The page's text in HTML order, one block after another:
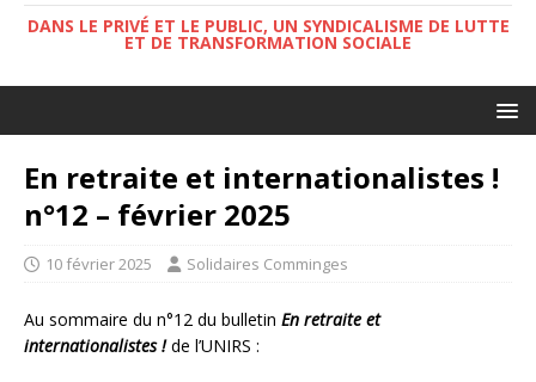
DANS LE PRIVÉ ET LE PUBLIC, UN SYNDICALISME DE LUTTE
ET DE TRANSFORMATION SOCIALE
En retraite et internationalistes !
n°12 – février 2025
10 février 2025 Solidaires Comminges
Au sommaire du n°12 du bulletin En retraite et
internationalistes !de l’UNIRS :